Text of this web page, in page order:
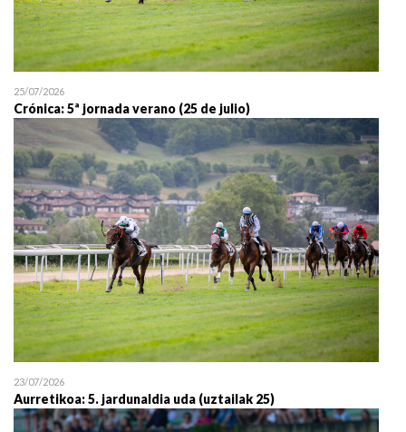
25/07/2026
Crónica: 5ª jornada verano (25 de julio)
23/07/2026
Aurretikoa: 5. jardunaldia uda (uztailak 25)